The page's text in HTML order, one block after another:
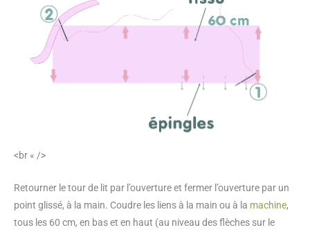
<br « />
Retourner le tour de lit par l’ouverture et fermer l’ouverture par un
point glissé, à la main. Coudre les liens à la main ou à la machine,
tous les 60 cm, en bas et en haut (au niveau des flèches sur le